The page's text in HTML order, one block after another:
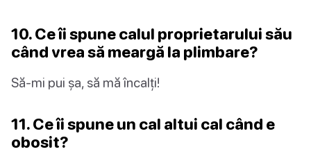
10. Ce îi spune calul proprietarului său
când vrea să meargă la plimbare?
Să-mi pui șa, să mă încalți!
11. Ce îi spune un cal altui cal când e
obosit?